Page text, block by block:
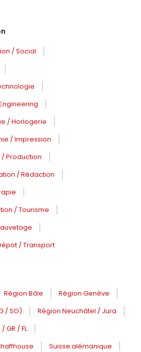
/ Social
/ Horlogerie
/ Impression
Production
/ Rédaction
/ Tourisme
/ Transport
Région Bâle
Région Genève
/ SO)
Région Neuchâtel / Jura
GR / FL
Suisse alémanique